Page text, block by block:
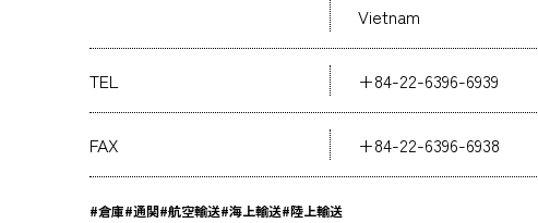
Vietnam
TEL +84-22-6396-6939
FAX +84-22-6396-6938
#倉庫#通関#航空輸送#海上輸送#陸上輸送